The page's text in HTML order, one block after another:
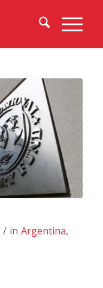
/ in Argentina,